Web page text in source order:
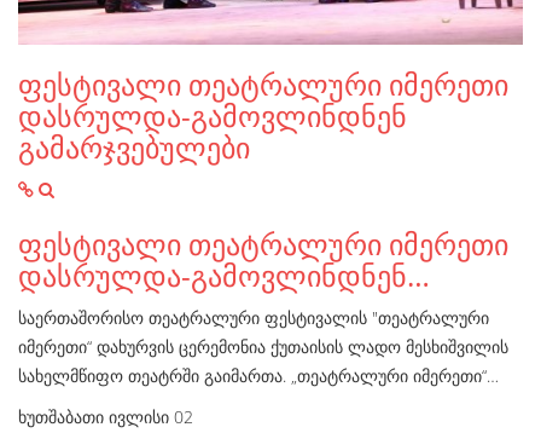
ფესტივალი თეატრალური იმერეთი
დასრულდა-გამოვლინდნენ
გამარჯვებულები
ფესტივალი თეატრალური იმერეთი
დასრულდა-გამოვლინდნენ…
საერთაშორისო თეატრალური ფესტივალის "თეატრალური
იმერეთი“ დახურვის ცერემონია ქუთაისის ლადო მესხიშვილის
სახელმწიფო თეატრში გაიმართა. „თეატრალური იმერეთი“…
ხუთშაბათი ივლისი 02